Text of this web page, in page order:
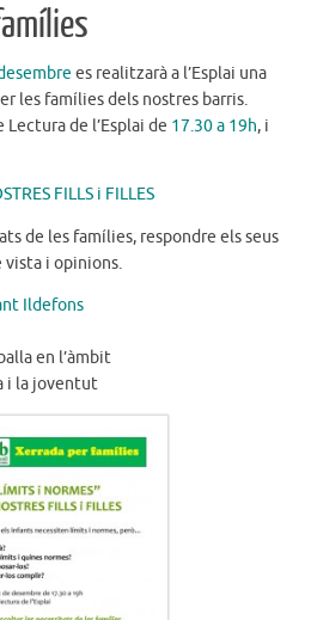
es realitzarà a l’Esplai una
les famílies dels nostres barris.
Lectura de l’Esplai de 17.30 a 19h, i
FILLS i FILLES
de les famílies, respondre els seus
i opinions.
Ildefons
en l’àmbit
i la joventut